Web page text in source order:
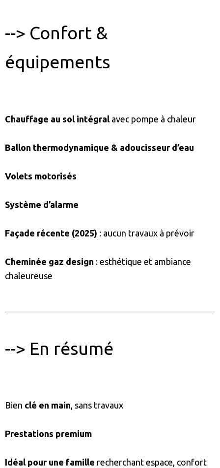
--> Confort &
équipements
Chauffage au sol intégral avec pompe à chaleur
Ballon thermodynamique & adoucisseur d’eau
Volets motorisés
Système d’alarme
Façade récente (2025) : aucun travaux à prévoir
Cheminée gaz design : esthétique et ambiance
chaleureuse
--> En résumé
Bien clé en main, sans travaux
Prestations premium
Idéal pour une famille recherchant espace, confort